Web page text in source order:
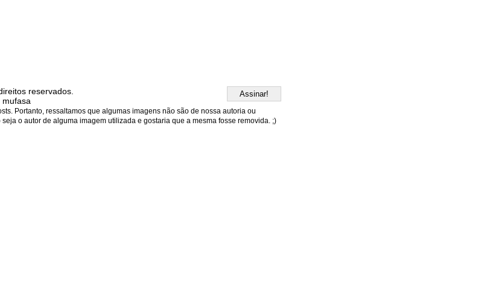
reservados.
mufasa
Portanto, ressaltamos que algumas imagens não são de nossa autoria ou
o autor de alguma imagem utilizada e gostaria que a mesma fosse removida. ;)